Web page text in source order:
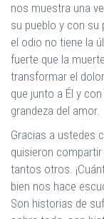
nos muestra una
su pueblo y con su
el odio no tiene la
fuerte que la
transformar el
que junto a Él y
grandeza del amor.
Gracias a ustedes
quisieron
tantos otros.
bien nos hace
Son historias de